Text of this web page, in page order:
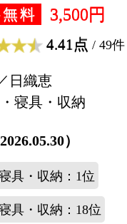
料 3,500円
4.41点 / 49件
日織恵
寝具・収納
）
具・収納：1位
具・収納：18位